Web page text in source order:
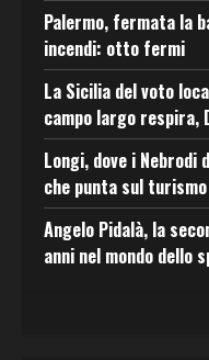
Palermo, fermata la
incendi: otto fermi
La Sicilia del voto
campo largo respira,
Longi, dove i
che punta sul
Angelo Pidalà, la
anni nel mondo dello